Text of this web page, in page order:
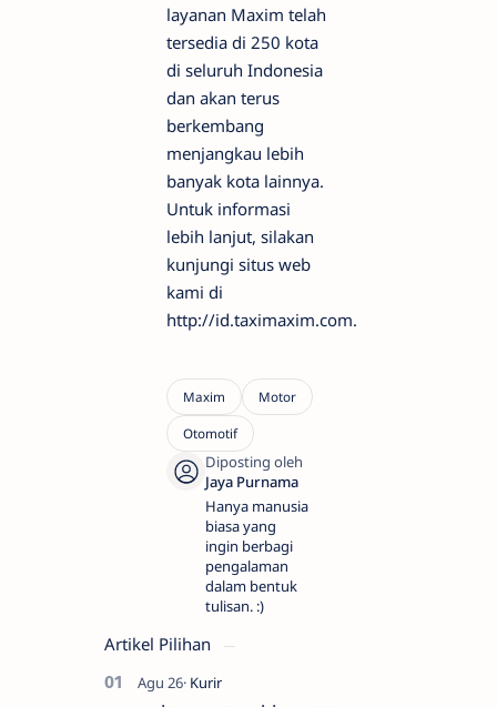
layanan Maxim telah
tersedia di 250 kota
di seluruh Indonesia
dan akan terus
berkembang
menjangkau lebih
banyak kota lainnya.
Untuk informasi
lebih lanjut, silakan
kunjungi situs web
kami di
http://id.taximaxim.com.
Hanya manusia
biasa yang
ingin berbagi
pengalaman
dalam bentuk
tulisan. :)
Artikel Pilihan